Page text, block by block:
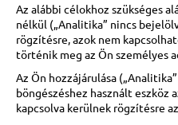
Az alábbi célokhoz szükséges
nélkül („Analitika” nincs
rögzítésre, azok nem
történik meg az Ön személyes
Az Ön hozzájárulása
böngészéshez használt eszköz
kapcsolva kerülnek rögzítésre